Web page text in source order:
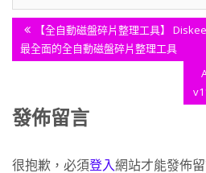
文
章
導
Previous
Post:
【全自動磁盤碎片整理工具】
最全面的全自動磁盤碎片整理工具
發佈留言